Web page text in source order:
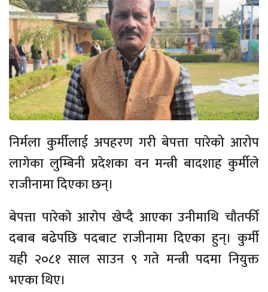
निर्मला कुर्मीलाई अपहरण गरी बेपत्ता पारेको आरोप
लागेका लुम्बिनी प्रदेशका वन मन्त्री बादशाह कुर्मीले
राजीनामा दिएका छन्।
बेपत्ता पारेकाे आराेप खेप्दै आएका उनीमाथि चाैतर्फी
दबाब बढेपछि पदबाट राजीनामा दिएका हुन्। कुर्मी
यही २०८१ साल साउन ९ गते मन्त्री पदमा नियुक्त
भएका थिए।